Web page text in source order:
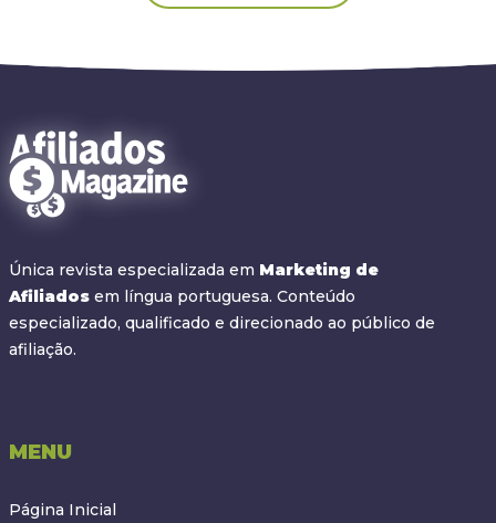
Única revista especializada em Marketing de
Afiliados em língua portuguesa. Conteúdo
especializado, qualificado e direcionado ao público de
afiliação.
MENU
Página Inicial